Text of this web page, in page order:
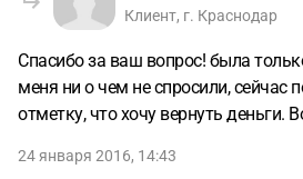
Клиент, г. Краснодар
Спасибо за ваш вопрос! была
меня ни о чем не спросили, сейчас
отметку, что хочу вернуть деньги.
24 января 2016, 14:43